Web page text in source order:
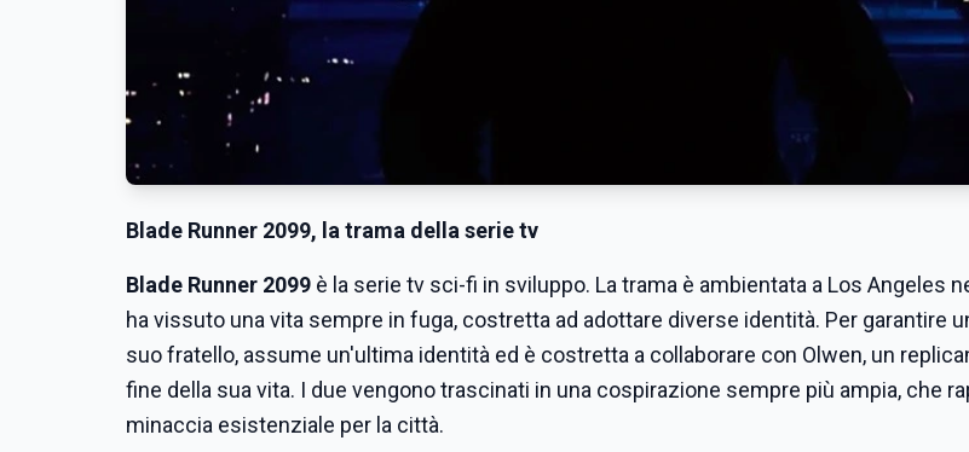
Blade Runner 2099, la trama della serie tv
Blade Runner 2099 è la serie tv sci-fi in sviluppo. La trama è ambientata a Los Angeles
ha vissuto una vita sempre in fuga, costretta ad adottare diverse identità. Per garantire
suo fratello, assume un'ultima identità ed è costretta a collaborare con Olwen, un
fine della sua vita. I due vengono trascinati in una cospirazione sempre più ampia, che
minaccia esistenziale per la città.